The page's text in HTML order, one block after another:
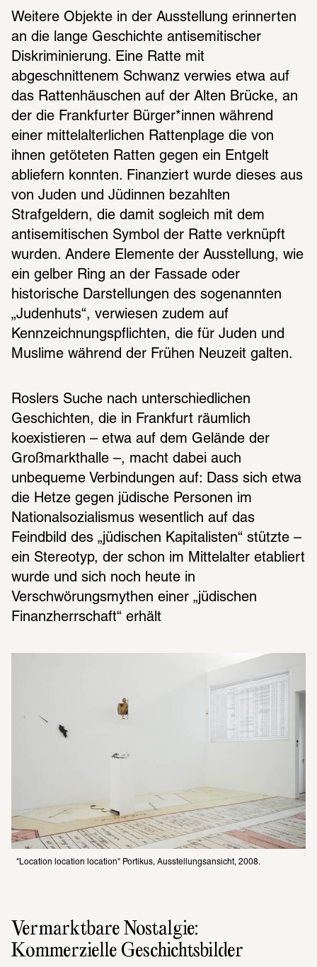
Weitere Objekte in der Ausstellung erinnerten
an die lange Geschichte antisemitischer
Diskriminierung. Eine Ratte mit
abgeschnittenem Schwanz verwies etwa auf
das Rattenhäuschen auf der Alten Brücke, an
der die Frankfurter Bürger*innen während
einer mittelalterlichen Rattenplage die von
ihnen getöteten Ratten gegen ein Entgelt
abliefern konnten. Finanziert wurde dieses aus
von Juden und Jüdinnen bezahlten
Strafgeldern, die damit sogleich mit dem
antisemitischen Symbol der Ratte verknüpft
wurden. Andere Elemente der Ausstellung, wie
ein gelber Ring an der Fassade oder
historische Darstellungen des sogenannten
„Judenhuts“, verwiesen zudem auf
Kennzeichnungspflichten, die für Juden und
Muslime während der Frühen Neuzeit galten.
Roslers Suche nach unterschiedlichen
Geschichten, die in Frankfurt räumlich
koexistieren – etwa auf dem Gelände der
Großmarkthalle –, macht dabei auch
unbequeme Verbindungen auf: Dass sich etwa
die Hetze gegen jüdische Personen im
Nationalsozialismus wesentlich auf das
Feindbild des „jüdischen Kapitalisten“ stützte ­–
ein Stereotyp, der schon im Mittelalter etabliert
wurde und sich noch heute in
Verschwörungsmythen einer „jüdischen
Finanzherrschaft“ erhält
"Location location location" Portikus, Ausstellungsansicht, 2008.
Vermarktbare Nostalgie:
Kommerzielle Geschichtsbilder